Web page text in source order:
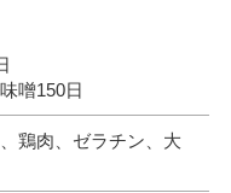
噌150日
鶏肉、ゼラチン、大